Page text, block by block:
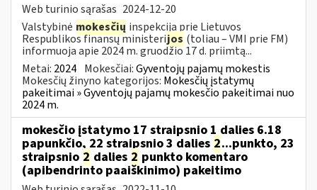
Web turinio sąrašas 2024-12-20
Valstybinė mokesčių inspekcija prie Lietuvos
Respublikos finansų ministerijos (toliau – VMI prie FM)
informuoja apie 2024 m. gruodžio 17 d. priimtą...
Metai: 2024 Mokesčiai:Gyventojų pajamų mokestis
Mokesčių žinyno kategorijos: Mokesčių įstatymų
pakeitimai » Gyventojų pajamų mokesčio pakeitimai nuo
2024 m.
mokesčio įstatymo 17 straipsnio 1 dalies 6.18
papunkčio, 22 straipsnio 3 dalies 2...punkto, 23
straipsnio 2 dalies 2 punkto komentaro
(apibendrinto paaiškinimo) pakeitimo